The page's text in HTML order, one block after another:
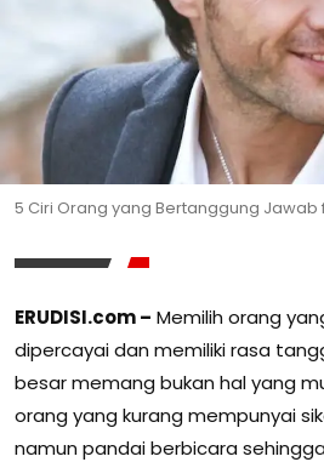
5 Ciri Orang yang Bertanggung
ERUDISI.com – Memilih orang
dipercayai dan memiliki rasa
besar memang bukan hal yang
orang yang kurang mempunyai
namun pandai berbicara